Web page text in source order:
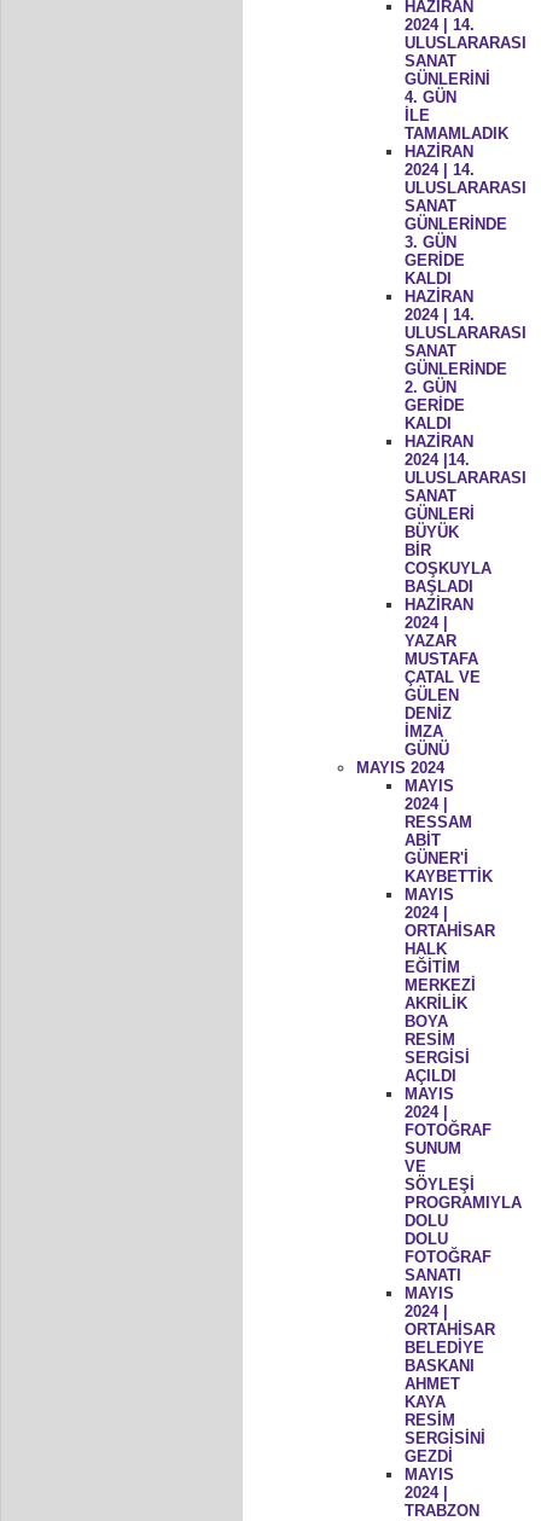
HAZİRAN
2024 | 14.
ULUSLARARASI
SANAT
GÜNLERİNİ
4. GÜN
İLE
TAMAMLADIK
HAZİRAN
2024 | 14.
ULUSLARARASI
SANAT
GÜNLERİNDE
3. GÜN
GERİDE
KALDI
HAZİRAN
2024 | 14.
ULUSLARARASI
SANAT
GÜNLERİNDE
2. GÜN
GERİDE
KALDI
HAZİRAN
2024 |14.
ULUSLARARASI
SANAT
GÜNLERİ
BÜYÜK
BİR
COŞKUYLA
BAŞLADI
HAZİRAN
2024 |
YAZAR
MUSTAFA
ÇATAL VE
GÜLEN
DENİZ
İMZA
GÜNÜ
MAYIS 2024
MAYIS
2024 |
RESSAM
ABİT
GÜNER'İ
KAYBETTİK
MAYIS
2024 |
ORTAHİSAR
HALK
EĞİTİM
MERKEZİ
AKRİLİK
BOYA
RESİM
SERGİSİ
AÇILDI
MAYIS
2024 |
FOTOĞRAF
SUNUM
VE
SÖYLEŞİ
PROGRAMIYLA
DOLU
DOLU
FOTOĞRAF
SANATI
MAYIS
2024 |
ORTAHİSAR
BELEDİYE
BASKANI
AHMET
KAYA
RESİM
SERGİSİNİ
GEZDİ
MAYIS
2024 |
TRABZON